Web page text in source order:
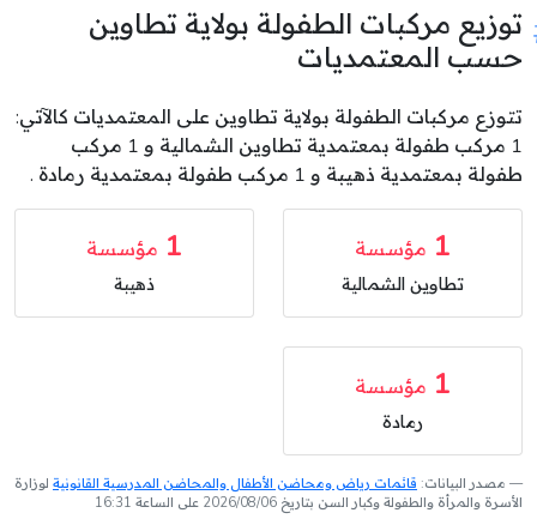
توزيع مركبات الطفولة بولاية تطاوين
حسب المعتمديات
تتوزع مركبات الطفولة بولاية تطاوين على المعتمديات كالآتي:
1 مركب طفولة بمعتمدية تطاوين الشمالية و 1 مركب
طفولة بمعتمدية ذهيبة و 1 مركب طفولة بمعتمدية رمادة .
1 مؤسسة
تطاوين الشمالية
1 مؤسسة
ذهيبة
1 مؤسسة
رمادة
مصدر البيانات: قائمات رياض ومحاضن الأطفال والمحاضن المدرسية القانونية لوزارة
الأسرة والمرأة والطفولة وكبار السن بتاريخ 2026/08/06 على الساعة 16:31